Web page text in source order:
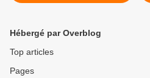
Hébergé par Overblog
Top articles
Pages